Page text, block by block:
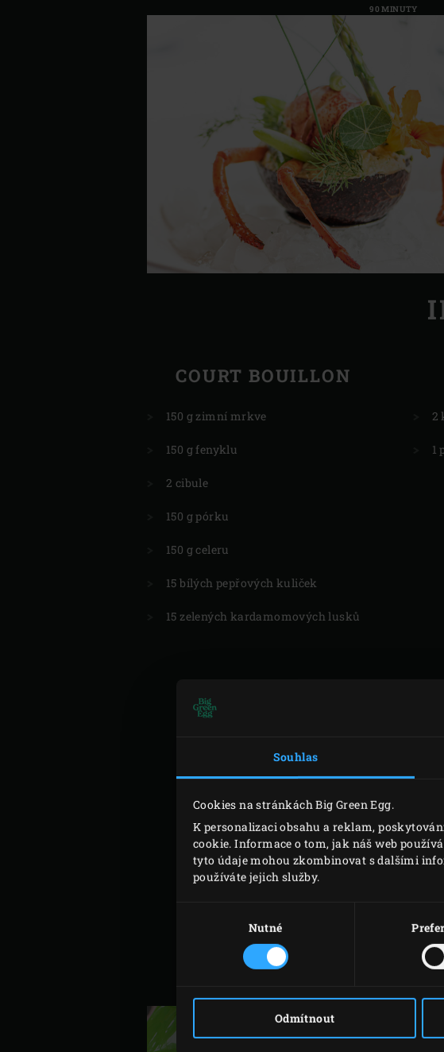
Souhlas
Cookies na stránkách Big Green Egg.
K personalizaci obsahu a reklam,
cookie. Informace o tom, jak náš web
tyto údaje mohou zkombinovat s dalšími
používáte jejich služby.
Nutné
Odmítnout
90 MINUTY
COURT BOUILLON
150 g zimní mrkve
150 g fenyklu
2 cibule
150 g pórku
150 g celeru
15 bílých pepřových kuliček
15 zelených kardamomových lusků
2
1
4